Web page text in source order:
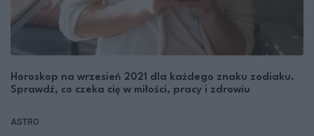
Horoskop na wrzesień 2021 dla każdego znaku zodiaku.
Sprawdź, co czeka cię w miłości, pracy i zdrowiu
ASTRO